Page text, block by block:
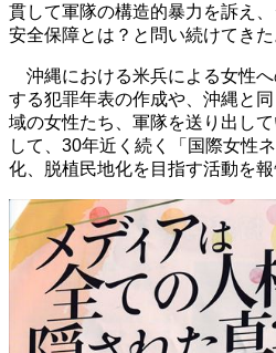
貫して軍隊の構造的暴力を訴え
安全保障とは？と問い続けてきた
沖縄における米兵による女性
する犯罪年表の作成や、沖縄と
域の女性たち、軍隊を送り出し
して、30年近く続く「国際女性
化、脱植民地化を目指す活動を報